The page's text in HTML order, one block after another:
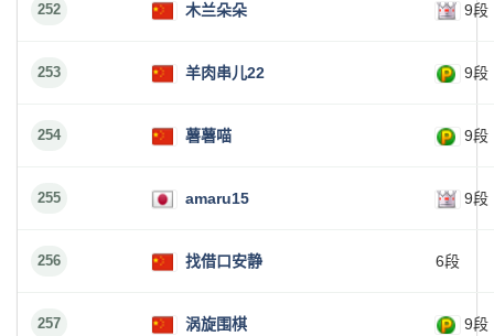
252 木兰朵朵 9段
253 羊肉串儿22 9段
254 薯薯喵 9段
255 amaru15 9段
256 找借口安静 6段
257 涡旋围棋 9段